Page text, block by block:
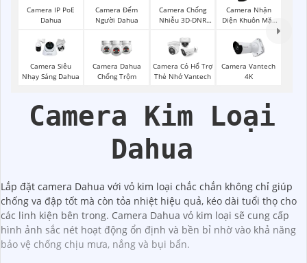
Camera IP PoE
Dahua
Camera Đếm
Người Dahua
Camera Chống
Nhiễu 3D-DNR
Camera Nhận
Diện Khuôn Mặt
Camera Siêu
Nhạy Sáng Dahua
Camera Dahua
Chống Trộm
Camera Có Hổ Trợ
Thẻ Nhớ Vantech
Camera Vantech
4K
Camera Kim Loại
Dahua
Lắp đặt camera Dahua với vỏ kim loại chắc chắn không chỉ giúp
chống va đập tốt mà còn tỏa nhiệt hiệu quả, kéo dài tuổi thọ cho
các linh kiện bên trong. Camera Dahua vỏ kim loại sẽ cung cấp
hình ảnh sắc nét hoạt động ổn định và bền bỉ nhờ vào khả năng
bảo vệ chống chịu mưa, nắng và bụi bẩn.